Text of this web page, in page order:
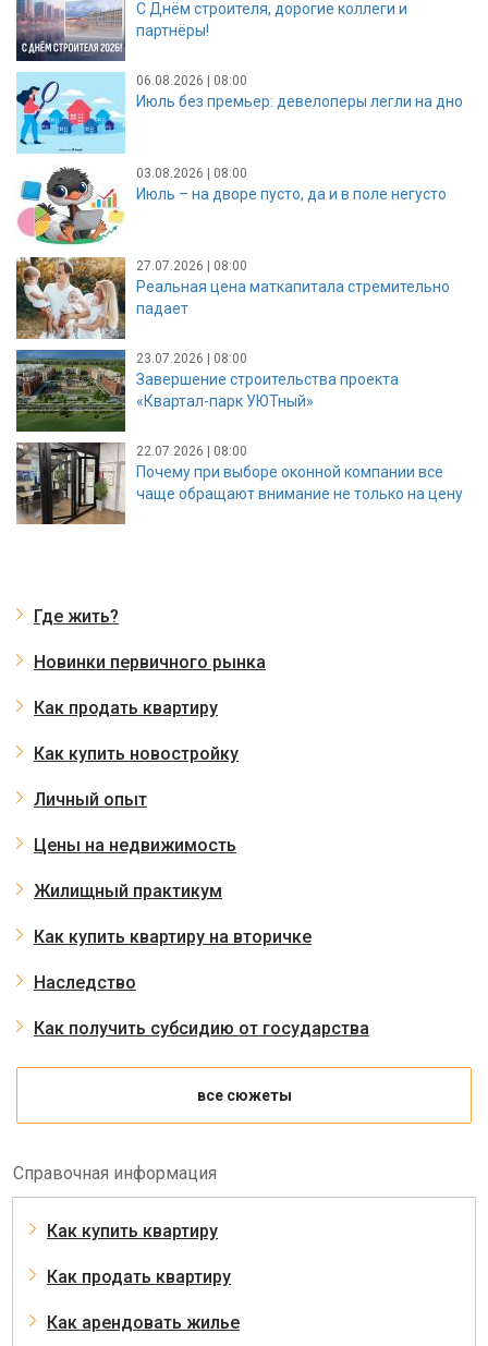
С Днём строителя, дорогие коллеги и
партнёры!
06.08.2026 | 08:00
Июль без премьер: девелоперы легли на дно
03.08.2026 | 08:00
Июль – на дворе пусто, да и в поле негусто
27.07.2026 | 08:00
Реальная цена маткапитала стремительно
падает
23.07.2026 | 08:00
Завершение строительства проекта
«Квартал-парк УЮТный»
22.07.2026 | 08:00
Почему при выборе оконной компании все
чаще обращают внимание не только на цену
Где жить?
Новинки первичного рынка
Как продать квартиру
Как купить новостройку
Личный опыт
Цены на недвижимость
Жилищный практикум
Как купить квартиру на вторичке
Наследство
Как получить субсидию от государства
все сюжеты
Справочная информация
Как купить квартиру
Как продать квартиру
Как арендовать жилье